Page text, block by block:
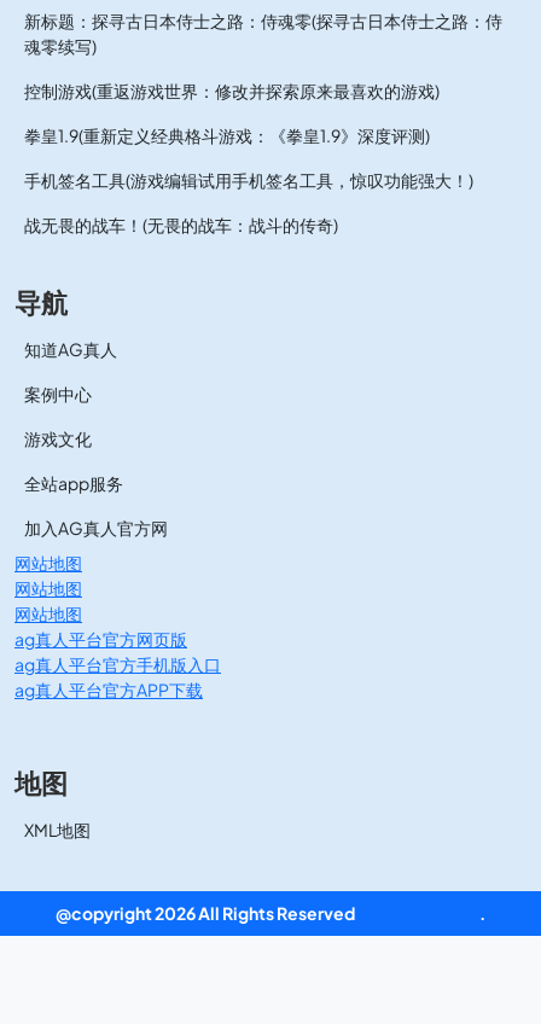
新标题：探寻古日本侍士之路：侍魂零(探寻古日本侍士之路：侍
魂零续写)
控制游戏(重返游戏世界：修改并探索原来最喜欢的游戏)
拳皇1.9(重新定义经典格斗游戏：《拳皇1.9》深度评测)
手机签名工具(游戏编辑试用手机签名工具，惊叹功能强大！)
战无畏的战车！(无畏的战车：战斗的传奇)
导航
知道AG真人
案例中心
游戏文化
全站app服务
加入AG真人官方网
网站地图
网站地图
网站地图
ag真人平台官方网页版
ag真人平台官方手机版入口
ag真人平台官方APP下载
地图
XML地图
@copyright 2026 All Rights Reserved .